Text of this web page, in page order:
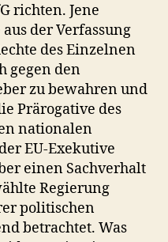
richten. Jene
der Verfassung
des Einzelnen
gegen den
zu bewahren und
Prärogative des
nationalen
EU-Exekutive
einen Sachverhalt
Regierung
politischen
betrachtet. Was